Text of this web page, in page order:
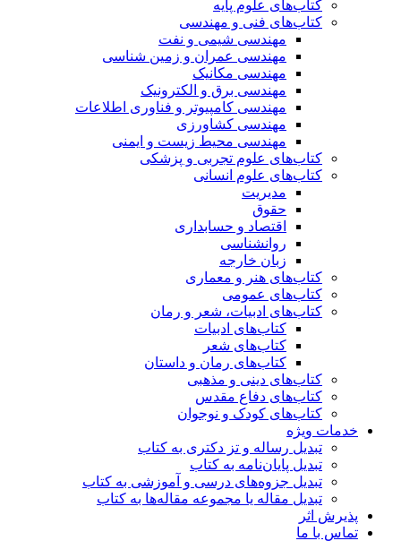
کتاب‌های علوم پایه
کتاب‌های فنی و مهندسی
مهندسی شیمی و نفت
مهندسی عمران و زمین شناسی
مهندسی مکانیک
مهندسی برق و الکترونیک
مهندسی کامپیوتر و فناوری اطلاعات
مهندسی کشاورزی
مهندسی محیط زیست و ایمنی
کتاب‌های علوم تجربی و پزشکی
کتاب‌های علوم انسانی
مدیریت
حقوق
اقتصاد و حسابداری
روانشناسی
زبان خارجه
کتاب‌های هنر و معماری
کتاب‌های عمومی
کتاب‌های ادبیات، شعر و رمان
کتاب‌های ادبیات
کتاب‌های شعر
کتاب‌های رمان و داستان
کتاب‌های دینی و مذهبی
کتاب‌های دفاع مقدس
کتاب‌های کودک و نوجوان
خدمات ویژه
تبدیل رساله و تز دکتری به کتاب
تبدیل پایان‌نامه به کتاب
تبدیل جزوه‌های درسی و آموزشی به کتاب
تبدیل مقاله یا مجموعه مقاله‌ها به کتاب
پذیرش اثر
تماس با ما